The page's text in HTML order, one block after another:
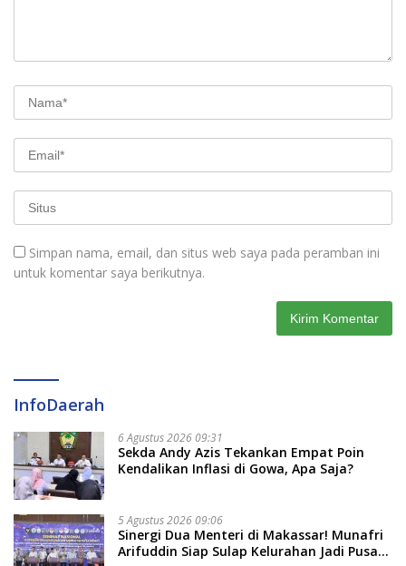
Simpan nama, email, dan situs web saya pada peramban ini
untuk komentar saya berikutnya.
InfoDaerah
6 Agustus 2026 09:31
Sekda Andy Azis Tekankan Empat Poin
Kendalikan Inflasi di Gowa, Apa Saja?
5 Agustus 2026 09:06
Sinergi Dua Menteri di Makassar! Munafri
Arifuddin Siap Sulap Kelurahan Jadi Pusat